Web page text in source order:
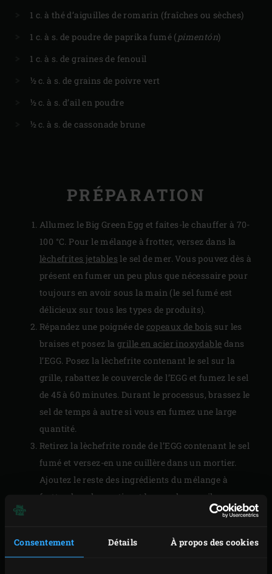
Consentement Détails À propos des cookies
1 c. à thé d’aiguilles de romarin (fraîches ou sèches)
1 c. à s. de poudre de paprika fumé (pimentón)
1 c. à s. de graines de fenouil
½ c. à s. de grains de poivre vert
½ c. à s. d’ail en poudre
½ c. à s. de cassonade brune
PRÉPARATION
Allumez le Big Green Egg et faites-le chauffer à 70-
100 °C. Pour le mélange à frotter, versez dans la
lèchefrites jetables le sel de mer. Vous pouvez dès à
présent en fumer un peu plus que nécessaire pour
toujours en avoir sous la main (le sel fumé est
délicieux sur tous les types de produits).
Répandez une poignée de copeaux de bois sur les
braises et posez lagrille en acier inoxydable dans
l’EGG. Posez la lèchefrite contenant le sel sur la
grille, rabattez le couvercle de l’EGG et fumez le sel
de 45 à 60 minutes. Durant le processus, brassez le
sel de temps à autre si vous en fumez une large
quantité.
Retirez la lèchefrite ronde de l’EGG contenant le sel
fumé et versez-en une cuillère dans un mortier.
Ajoutez le reste des ingrédients du mélange à
frotter dans le mortier et broyez-les au pilon en
convEGGtor
et replacez la grille. Faites monter la